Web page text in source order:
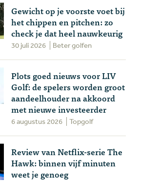
Gewicht op je voorste voet bij
het chippen en pitchen: zo
check je dat heel nauwkeurig
30 juli 2026 Beter golfen
Plots goed nieuws voor LIV
Golf: de spelers worden groot
aandeelhouder na akkoord
met nieuwe investeerder
6 augustus 2026 Topgolf
Review van Netflix-serie The
Hawk: binnen vijf minuten
weet je genoeg